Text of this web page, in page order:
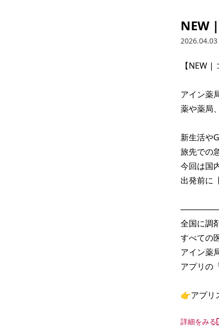
NEW
2026.04.03
【NEW |
アイン薬
薬や薬局
新生活や
旅先での
今回は国
出発前に
全国に調
すべての
アイン薬
アプリの
👉アプリ
詳細をみる